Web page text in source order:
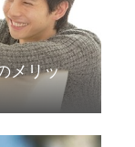
メリッ